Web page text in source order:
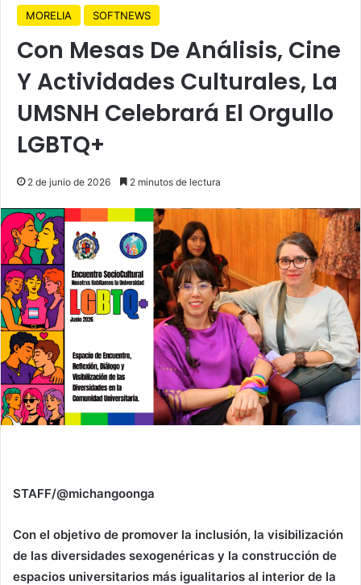
MORELIA SOFTNEWS
Con Mesas De Análisis, Cine
Y Actividades Culturales, La
UMSNH Celebrará El Orgullo
LGBTQ+
2 de junio de 2026 2 minutos de lectura
STAFF/@michangoonga
Con el objetivo de promover la inclusión, la visibilización
de las diversidades sexogenéricas y la construcción de
espacios universitarios más igualitarios al interior de la